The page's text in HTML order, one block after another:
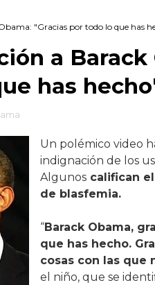
"Gracias por todo lo que has
a Barack
has
Un polémico video
indignación de los
Algunoscalifican
de blasfemia.
“Barack Obama,
que has hecho.
cosas con las que
el niño, que se